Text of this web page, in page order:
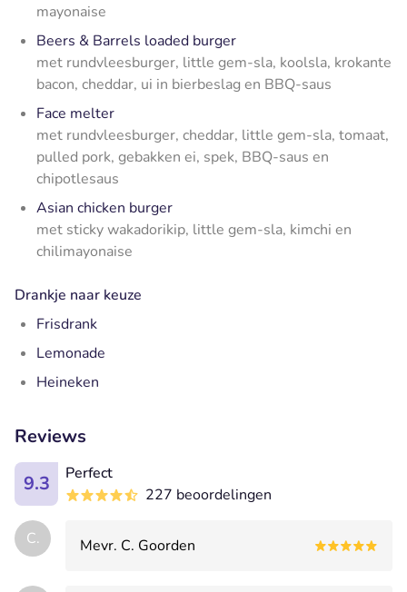
mayonaise
Beers & Barrels loaded burger
met rundvleesburger, little gem-sla, koolsla, krokante
bacon, cheddar, ui in bierbeslag en BBQ-saus
Face melter
met rundvleesburger, cheddar, little gem-sla, tomaat,
pulled pork, gebakken ei, spek, BBQ-saus en
chipotlesaus
Asian chicken burger
met sticky wakadorikip, little gem-sla, kimchi en
chilimayonaise
Drankje naar keuze
Frisdrank
Lemonade
Heineken
Reviews
9.3
Perfect
227 beoordelingen
C. Mevr. C. Goorden